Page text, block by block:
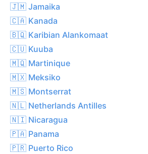
🇯🇲 Jamaika
🇨🇦 Kanada
🇧🇶 Karibian Alankomaat
🇨🇺 Kuuba
🇲🇶 Martinique
🇲🇽 Meksiko
🇲🇸 Montserrat
🇳🇱 Netherlands Antilles
🇳🇮 Nicaragua
🇵🇦 Panama
🇵🇷 Puerto Rico